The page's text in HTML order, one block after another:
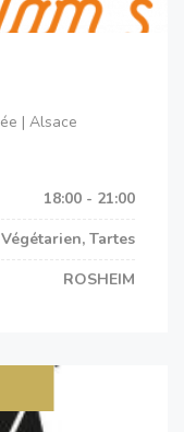
| Alsace
18:00 - 21:00
Tartes
ROSHEIM